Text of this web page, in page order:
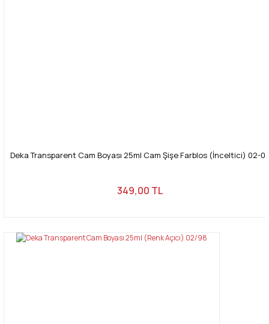
Deka Transparent Cam Boyası 25ml Cam Şişe Farblos (İnceltici) 02-
349,00 TL